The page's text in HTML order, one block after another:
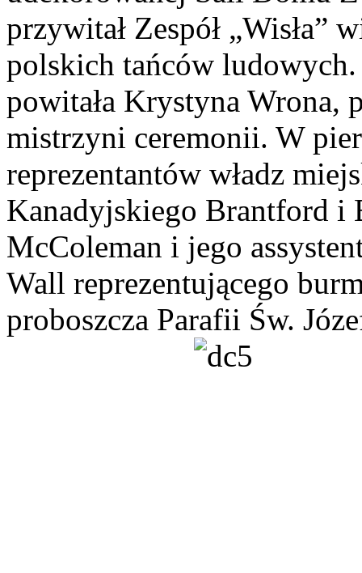
przywitał Zespół „Wisła”
polskich tańców ludowych.
powitała Krystyna Wrona,
mistrzyni ceremonii. W
reprezentantów władz
Kanadyjskiego Brantford i
McColeman i jego
Wall reprezentującego
proboszcza Parafii Św.